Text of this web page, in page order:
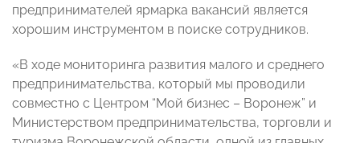
предпринимателей ярмарка вакансий является
хорошим инструментом в поиске сотрудников.
«В ходе мониторинга развития малого и среднего
предпринимательства, который мы проводили
совместно с Центром “Мой бизнес – Воронеж” и
Министерством предпринимательства, торговли и